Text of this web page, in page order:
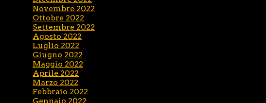
Novembre 2022
Ottobre 2022
Settembre 2022
Agosto 2022
Luglio 2022
Giugno 2022
Maggio 2022
Aprile 2022
Marzo 2022
Febbraio 2022
Gennaio 2022